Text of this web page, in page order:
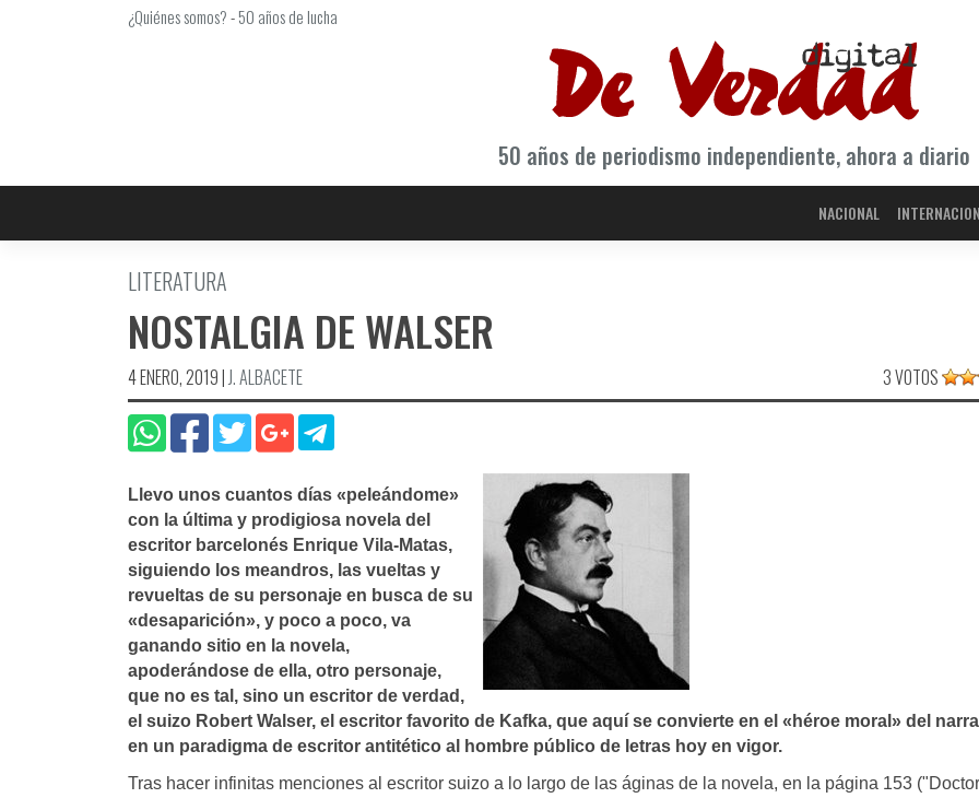
¿Quiénes somos?-50 años de lucha
50 años de periodismo independiente, ahora a diario
NACIONAL
LITERATURA
NOSTALGIA DE WALSER
4 ENERO, 2019|J. ALBACETE 3 VOTOS
Llevo unos cuantos dí­as «peleándome»
con la última y prodigiosa novela del
escritor barcelonés Enrique Vila-Matas,
siguiendo los meandros, las vueltas y
revueltas de su personaje en busca de su
«desaparición», y poco a poco, va
ganando sitio en la novela,
apoderándose de ella, otro personaje,
que no es tal, sino un escritor de verdad,
el suizo Robert Walser, el escritor favorito de Kafka, que aquí­ se convierte en el «héroe moral» del
en un paradigma de escritor antitético al hombre público de letras hoy en vigor.
Tras hacer infinitas menciones al escritor suizo a lo largo de las áginas de la novela, en la página 153 ("Doctor